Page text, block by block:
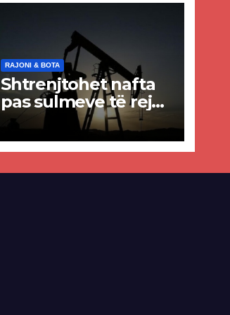
RAJONI & BOTA
Shtrenjtohet nafta
pas sulmeve të reja
SHBA–Iran